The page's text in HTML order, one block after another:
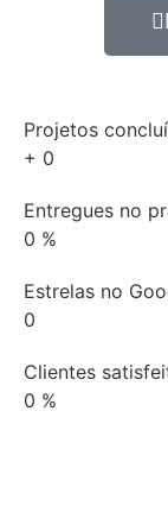
Projetos
+ 0
Entregues no
0 %
Estrelas no
0
Clientes
0 %